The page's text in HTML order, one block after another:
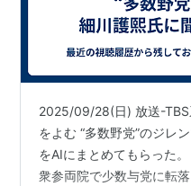
2025/09/28(日) 放送-TBS
をよむ “多数野党”のジレ
をAIにまとめてもらった
衆参両院で少数与党に転